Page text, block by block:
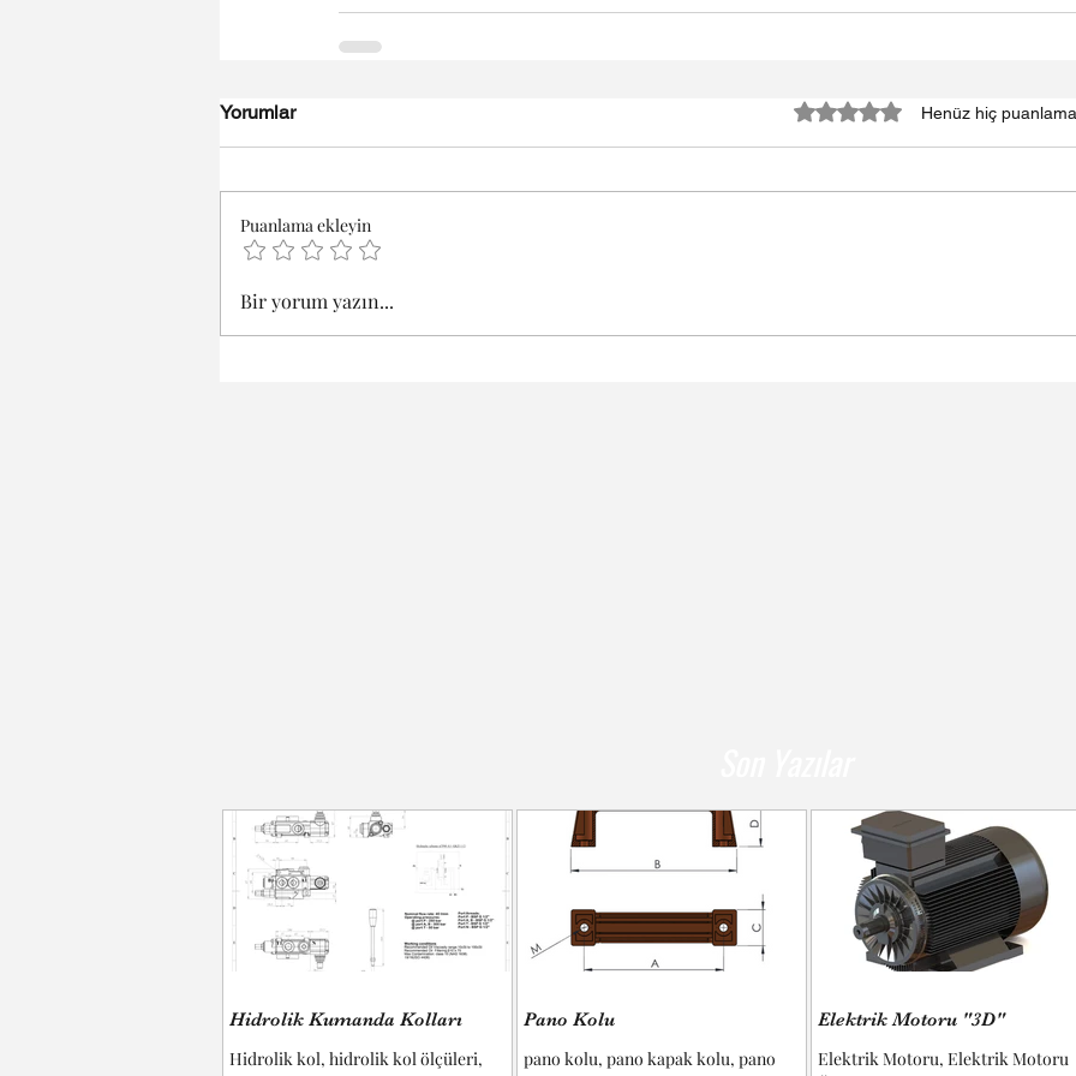
Yorumlar 5 üzerinden 0 yıldızHenüz hiç
Puanlama ekleyin
Bir yorum yazın...
Hidrolik Kumanda Kolları
Hidrolik kol, hidrolik kol ölçüleri,
Pano Kolu
pano kolu, pano kapak kolu, pano
Elektrik Motoru "3D"
Elektrik Motoru, Elektrik Motoru